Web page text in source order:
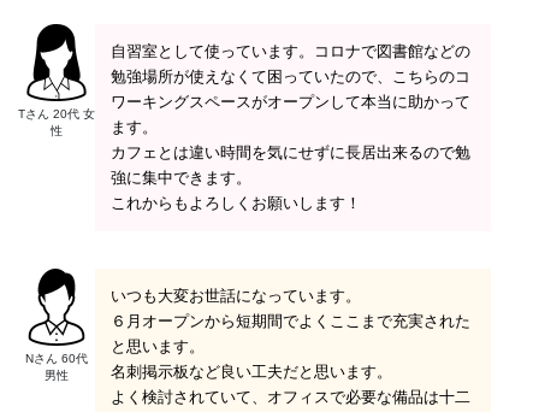
Tさん 20代 女
性
自習室として使っています。コロナで図書館などの
勉強場所が使えなくて困っていたので、こちらのコ
ワーキングスペースがオープンして本当に助かって
ます。
カフェとは違い時間を気にせずに長居出来るので勉
強に集中できます。
これからもよろしくお願いします！
Nさん 60代
男性
いつも大変お世話になっています。
６月オープンから短期間でよくここまで充実された
と思います。
名刺掲示板など良い工夫だと思います。
よく検討されていて、オフィスで必要な備品は十二